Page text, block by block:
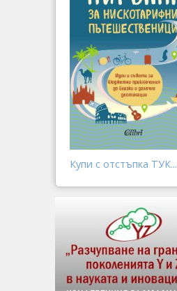
Купи с отстъпка ТУК...